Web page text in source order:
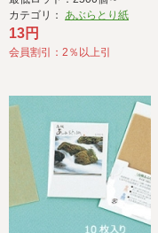
カテゴリ： あぶらとり紙
13円
会員割引：2％以上引